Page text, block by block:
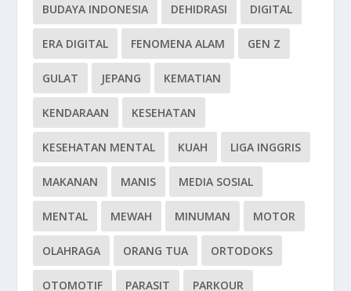
BUDAYA INDONESIA DEHIDRASI DIGITAL
ERA DIGITAL FENOMENA ALAM GEN Z
GULAT JEPANG KEMATIAN
KENDARAAN KESEHATAN
KESEHATAN MENTAL KUAH LIGA INGGRIS
MAKANAN MANIS MEDIA SOSIAL
MENTAL MEWAH MINUMAN MOTOR
OLAHRAGA ORANG TUA ORTODOKS
OTOMOTIF PARASIT PARKOUR